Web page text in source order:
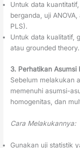
Untuk data
berganda, uji
PLS).
Untuk data kualitatif,
atau grounded theory.
3. Perhatikan Asumsi
Sebelum melakukan
memenuhi asumsi-
homogenitas, dan
Cara Melakukannya:
Gunakan uji statistik